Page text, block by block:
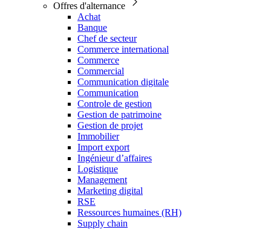
Offres d'alternance
Achat
Banque
Chef de secteur
Commerce international
Commerce
Commercial
Communication digitale
Communication
Controle de gestion
Gestion de patrimoine
Gestion de projet
Immobilier
Import export
Ingénieur d’affaires
Logistique
Management
Marketing digital
RSE
Ressources humaines (RH)
Supply chain